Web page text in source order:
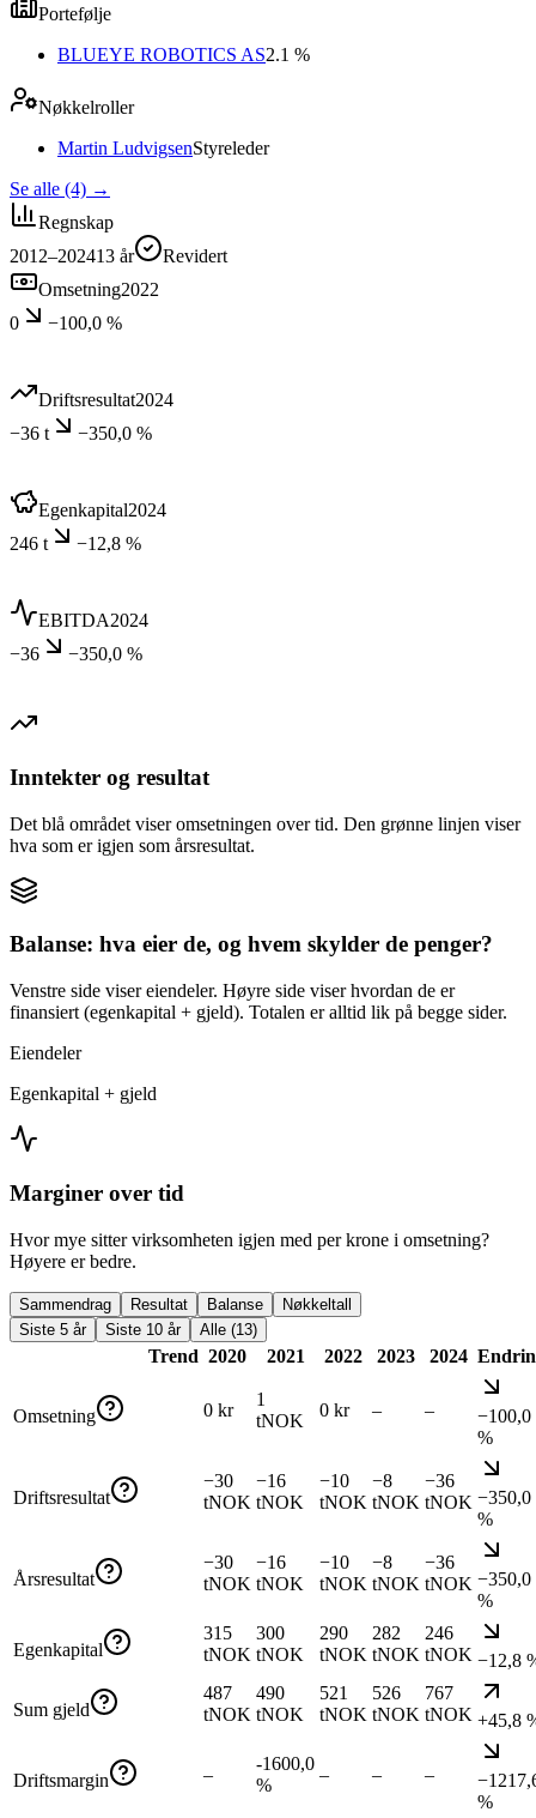
Portefølje
BLUEYE ROBOTICS AS2.1 %
Nøkkelroller
Martin LudvigsenStyreleder
Se alle (4) →
Regnskap
2012–202413 år
Revidert
Omsetning2022
0
−100,0 %
Driftsresultat2024
−36 t
−350,0 %
Egenkapital2024
246 t
−12,8 %
EBITDA2024
−36
−350,0 %
Inntekter og resultat
Det blå området viser omsetningen over tid. Den grønne linjen viser
hva som er igjen som årsresultat.
Balanse: hva eier de, og hvem skylder de penger?
Venstre side viser eiendeler. Høyre side viser hvordan de er
finansiert (egenkapital + gjeld). Totalen er alltid lik på begge sider.
Eiendeler
Egenkapital + gjeld
Marginer over tid
Hvor mye sitter virksomheten igjen med per krone i omsetning?
Høyere er bedre.
Sammendrag Resultat Balanse
Nøkkeltall
Siste 5 år
Siste 10 år Alle (13)
Trend 2020 2021 2022 2023 2024
Omsetning 0 kr
1
tNOK
0 kr – –
−100,0
%
Driftsresultat
−30
tNOK
−16
tNOK
−10
tNOK
−8
tNOK
−36
tNOK −350,0
%
Årsresultat
−30
tNOK
−16
tNOK
−10
tNOK
−8
tNOK
−36
tNOK −350,0
%
Egenkapital
315
tNOK
300
tNOK
290
tNOK
282
tNOK
246
tNOK −12,8
Sum gjeld
487
tNOK
490
tNOK
521
tNOK
526
tNOK
767
tNOK +45,8
Driftsmargin –
-1600,0
%
– – –
%